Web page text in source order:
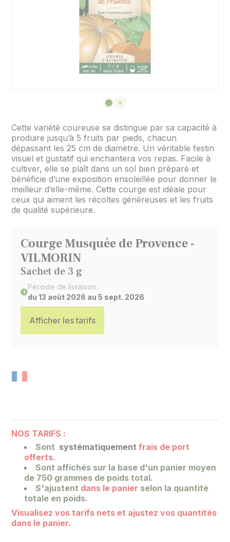
Cette variété coureuse se distingue par sa capacité à
produire jusqu’à 5 fruits par pieds, chacun
dépassant les 25 cm de diamètre. Un véritable festin
visuel et gustatif qui enchantera vos repas. Facile à
cultiver, elle se plaît dans un sol bien préparé et
bénéficie d’une exposition ensoleillée pour donner le
meilleur d’elle-même. Cette courge est idéale pour
ceux qui aiment les récoltes généreuses et les fruits
de qualité supérieure.
Courge Musquée de Provence -
VILMORIN
Sachet de 3 g
Période de livraison :
du 13 août 2026 au 5 sept. 2026
Afficher les tarifs
NOS TARIFS :
Sont systématiquementfrais de port
offerts.
Sont affichés sur la base d'un panier moyen
de 750 grammes de poids total.
S'ajustent dans le panier selon la quantité
totale en poids.
Visualisez vos tarifs nets et ajustez vos quantités
dans le panier.